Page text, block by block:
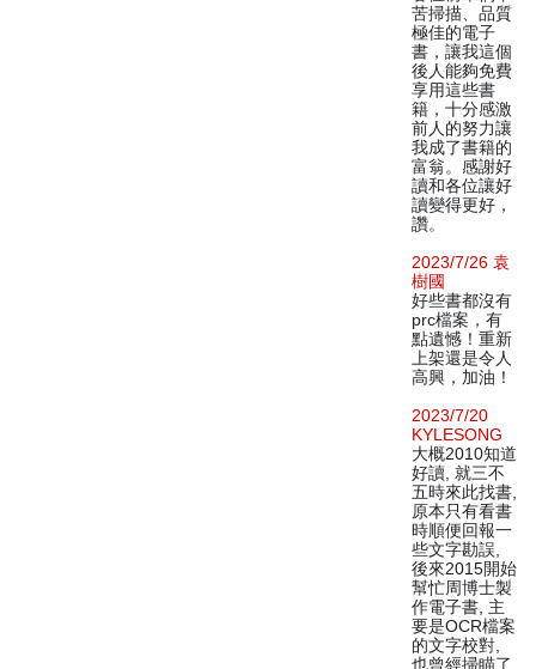
苦掃描、品質
極佳的電子
書，讓我這個
後人能夠免費
享用這些書
籍，十分感激
前人的努力讓
我成了書籍的
富翁。感謝好
讀和各位讓好
讀變得更好，
讚。
2023/7/26 袁
樹國
好些書都沒有
prc檔案，有
點遺憾！重新
上架還是令人
高興，加油！
2023/7/20
KYLESONG
大概2010知道
好讀, 就三不
五時來此找書,
原本只有看書
時順便回報一
些文字勘誤,
後來2015開始
幫忙周博士製
作電子書, 主
要是OCR檔案
的文字校對,
也曾經掃瞄了